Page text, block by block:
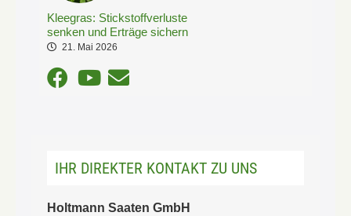
Kleegras: Stickstoffverluste
senken und Erträge sichern
21. Mai 2026
IHR DIREKTER KONTAKT ZU UNS
Holtmann Saaten GmbH